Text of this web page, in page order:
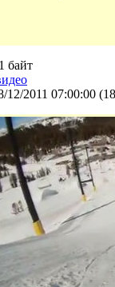
байт
12/2011 07:00:00 (